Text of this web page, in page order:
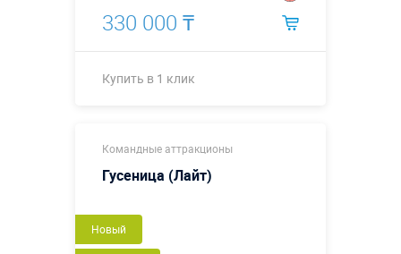
330 000 ₸
Купить в 1 клик
Командные аттракционы
Гусеница (Лайт)
Новый